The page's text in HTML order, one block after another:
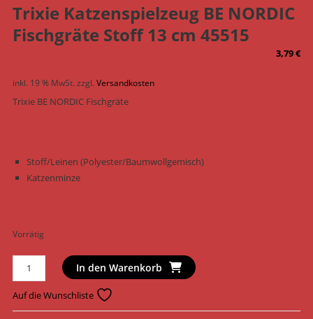
Trixie Katzenspielzeug BE NORDIC
Fischgräte Stoff 13 cm 45515
3,79€
inkl. 19 % MwSt. zzgl. Versandkosten
Trixie BE NORDIC Fischgräte
Stoff/Leinen (Polyester/Baumwollgemisch)
Katzenminze
Vorrätig
Trixie
Katzenspielzeug
BE
NORDIC
In den Warenkorb
Auf die Wunschliste